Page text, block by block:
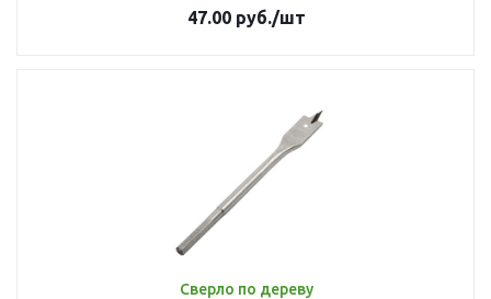
47.00руб./шт
Сверло по дереву